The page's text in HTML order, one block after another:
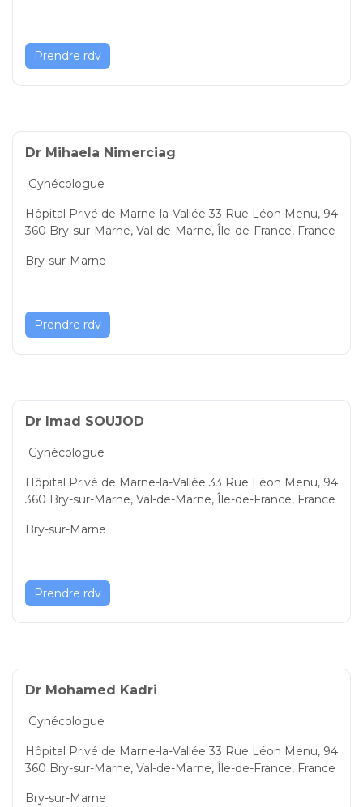
Prendre rdv
Dr Mihaela Nimerciag
Gynécologue
Hôpital Privé de Marne-la-Vallée 33 Rue Léon Menu, 94
360 Bry-sur-Marne, Val-de-Marne, Île-de-France, France
Bry-sur-Marne
Prendre rdv
Dr Imad SOUJOD
Gynécologue
Hôpital Privé de Marne-la-Vallée 33 Rue Léon Menu, 94
360 Bry-sur-Marne, Val-de-Marne, Île-de-France, France
Bry-sur-Marne
Prendre rdv
Dr Mohamed Kadri
Gynécologue
Hôpital Privé de Marne-la-Vallée 33 Rue Léon Menu, 94
360 Bry-sur-Marne, Val-de-Marne, Île-de-France, France
Bry-sur-Marne